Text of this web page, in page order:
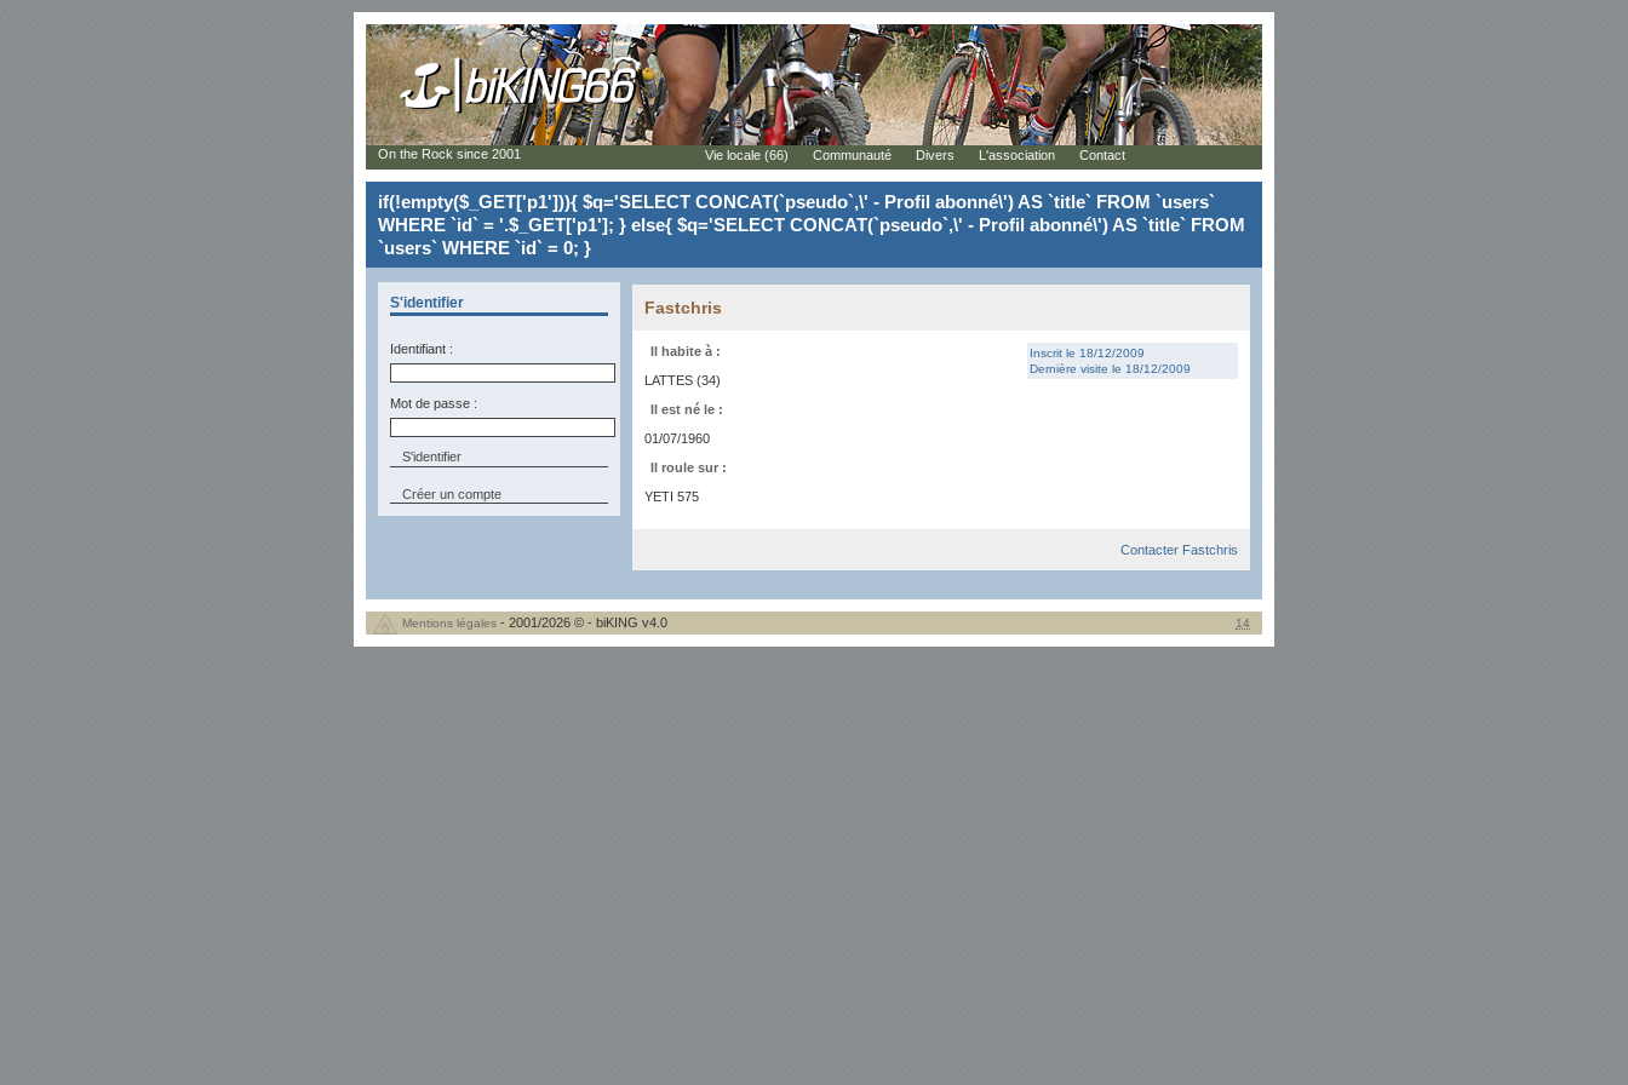
if(!empty($_GET['p1'])){ $q='SELECT CONCAT(`pseudo`,\' - Profil abonné\') AS `title` FROM `users`
WHERE `id` = '.$_GET['p1']; } else{ $q='SELECT CONCAT(`pseudo`,\' - Profil abonné\') AS `title` FROM
`users` WHERE `id` = 0; }
S'identifier
Identifiant :
Mot de passe :
Créer un compte
Fastchris
Inscrit le 18/12/2009
Dernière visite le 18/12/2009
Il habite à :
LATTES (34)
Il est né le :
01/07/1960
Il roule sur :
YETI 575
Contacter Fastchris
On the Rock since 2001 Vie locale (66) Communauté Divers L'association Contact
Mentions légales - 2001/2026 © - biKING v4.0 14